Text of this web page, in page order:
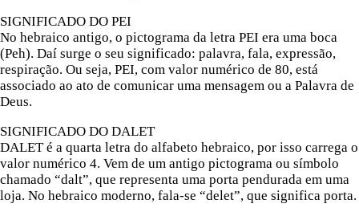
SIGNIFICADO DO PEI
No hebraico antigo, o pictograma da letra PEI era uma boca
(Peh). Daí surge o seu significado: palavra, fala, expressão,
respiração. Ou seja, PEI, com valor numérico de 80, está
associado ao ato de comunicar uma mensagem ou a Palavra de
Deus.
SIGNIFICADO DO DALET
DALET é a quarta letra do alfabeto hebraico, por isso carrega o
valor numérico 4. Vem de um antigo pictograma ou símbolo
chamado “dalt”, que representa uma porta pendurada em uma
loja. No hebraico moderno, fala-se “delet”, que significa porta.